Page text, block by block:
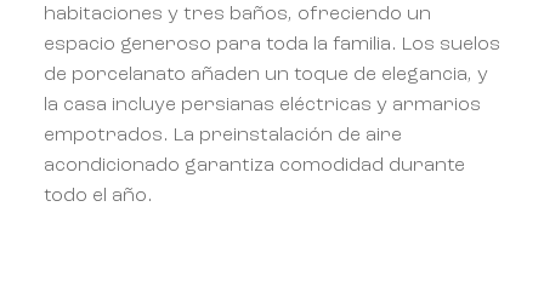
habitaciones y tres baños, ofreciendo un
espacio generoso para toda la familia. Los suelos
de porcelanato añaden un toque de elegancia, y
la casa incluye persianas eléctricas y armarios
empotrados. La preinstalación de aire
acondicionado garantiza comodidad durante
todo el año.